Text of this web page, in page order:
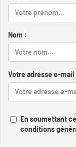
Nom :
Votre adresse e-mail
En soumettant
conditions